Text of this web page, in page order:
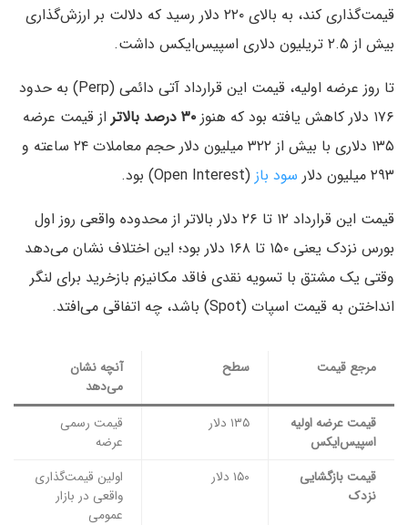
قیمت‌گذاری کند، به بالای ۲۲۰ دلار رسید که دلالت بر ارزش‌گذاری
بیش از ۲.۵ تریلیون دلاری اسپیس‌ایکس داشت.
تا روز عرضه اولیه، قیمت این قرارداد آتی دائمی (Perp) به حدود
۱۷۶ دلار کاهش یافته بود که هنوز
۳۰ درصد بالاتر
از قیمت عرضه
۱۳۵ دلاری با بیش از ۳۲۲ میلیون دلار حجم معاملات ۲۴ ساعته و
۲۹۳ میلیون دلار
سود باز (Open Interest) بود.
قیمت این قرارداد ۱۲ تا ۲۶ دلار بالاتر از محدوده واقعی روز اول
بورس نزدک یعنی ۱۵۰ تا ۱۶۸ دلار بود؛ این اختلاف نشان می‌دهد
وقتی یک مشتق با تسویه نقدی فاقد مکانیزم بازخرید برای لنگر
انداختن به قیمت اسپات (Spot) باشد، چه اتفاقی می‌افتد.
مرجع قیمت سطح
آنچه نشان
می‌دهد
قیمت عرضه اولیه
اسپیس‌ایکس
۱۳۵ دلار
قیمت رسمی
عرضه
قیمت بازگشایی
نزدک
۱۵۰ دلار
اولین قیمت‌گذاری
واقعی در بازار
عمومی